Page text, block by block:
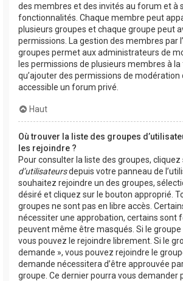
des membres et des invités au forum et à
fonctionnalités. Chaque membre peut
plusieurs groupes et chaque groupe peut
permissions. La gestion des membres par
groupes permet aux administrateurs de
les permissions de plusieurs membres à la
qu’ajouter des permissions de modération
accessible un forum privé.
Haut
Où trouver la liste des groupes
les rejoindre ?
Pour consulter la liste des groupes, cliquez
d’utilisateursdepuis votre panneau de
souhaitez rejoindre un des groupes,
désiré et cliquez sur le bouton approprié.
groupes ne sont pas en libre accès.
nécessiter une approbation, certains sont
peuvent même être masqués. Si le groupe
vous pouvez le rejoindre librement. Si le
demande », vous pouvez rejoindre le
demande nécessitera d’être approuvée
groupe. Ce dernier pourra vous demander